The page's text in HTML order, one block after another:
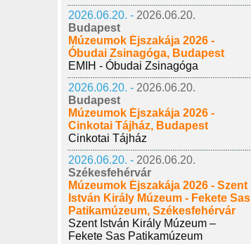
2026.06.20. - 2026.06.20.
Budapest
Múzeumok Éjszakája 2026 -
Óbudai Zsinagóga, Budapest
EMIH - Óbudai Zsinagóga
2026.06.20. - 2026.06.20.
Budapest
Múzeumok Éjszakája 2026 -
Cinkotai Tájház, Budapest
Cinkotai Tájház
2026.06.20. - 2026.06.20.
Székesfehérvár
Múzeumok Éjszakája 2026 - Szent
István Király Múzeum - Fekete Sas
Patikamúzeum, Székesfehérvár
Szent István Király Múzeum –
Fekete Sas Patikamúzeum